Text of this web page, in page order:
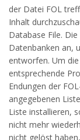
der Datei FOL
Inhalt
Database File.
Datenbanken an,
entworfen. Um
entsprechende
Endungen der
angegebenen
Liste installieren,
nicht mehr
nicht gelöst